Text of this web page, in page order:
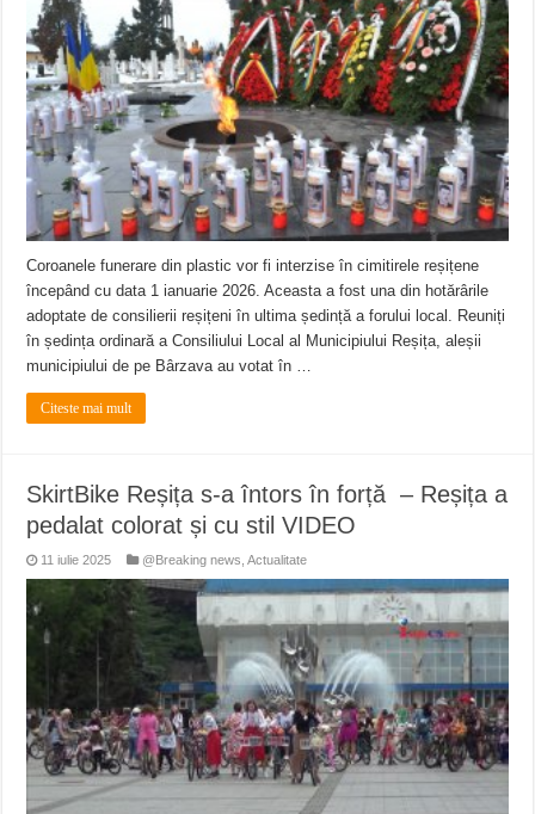
Coroanele funerare din plastic vor fi interzise în cimitirele reșițene
începând cu data 1 ianuarie 2026. Aceasta a fost una din hotărârile
adoptate de consilierii reșițeni în ultima ședință a forului local. Reuniți
în ședința ordinară a Consiliului Local al Municipiului Reșița, aleșii
municipiului de pe Bârzava au votat în …
Citeste mai mult
SkirtBike Reșița s-a întors în forță – Reșița a
pedalat colorat și cu stil VIDEO
11 iulie 2025 @Breaking news ,Actualitate